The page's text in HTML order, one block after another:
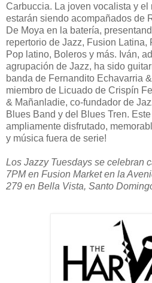
Carbuccia. La joven vocalista y el
estarán siendo acompañados de
De Moya en la batería,
repertorio de Jazz, Fusion Latina,
Pop latino, Boleros y más. Iván,
agrupación de Jazz, ha sido
banda de Fernandito Echavarria
miembro de Licuado de Crispín
& Mañanladie, co-fundador de
Blues Band y del Blues Tren.
ampliamente disfrutado,
y música fuera de serie!
Los Jazzy Tuesdays se celebran
7PM en Fusion Market en la
279 en Bella Vista, Santo